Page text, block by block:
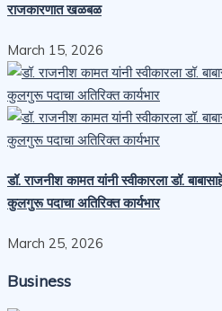
राजकारणात खळबळ
March 15, 2026
डॉ. राजनीश कामत यांनी स्वीकारला डॉ.
कुलगुरू पदाचा अतिरिक्त कार्यभार
March 25, 2026
Business